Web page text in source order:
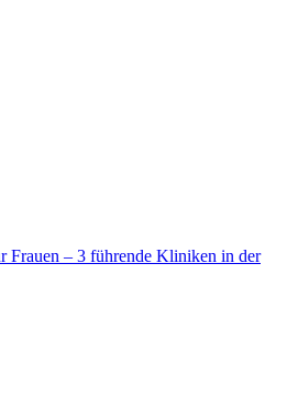
Frauen – 3 führende Kliniken in der